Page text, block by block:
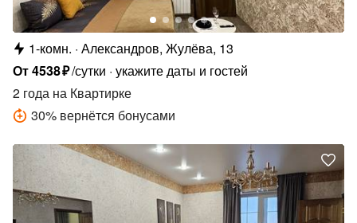
1-комн. Александров, Жулёва, 13
От4538₽/сутки укажите даты и гостей
2 года на Квартирке
30% вернётся бонусами